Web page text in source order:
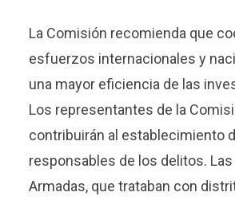
La Comisión recomienda que
esfuerzos internacionales y
una mayor eficiencia de las
Los representantes de la
contribuirán al establecimiento
responsables de los delitos.
Armadas, que trataban con